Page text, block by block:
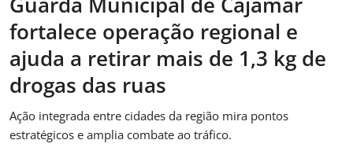
Fale Conosco
Brasil
Cidades
Esportes
fortalece operação regional e
ajuda a retirar mais de 1,3 kg de
drogas das ruas
Ação integrada entre cidades da região mira pontos
estratégicos e amplia combate ao tráfico.